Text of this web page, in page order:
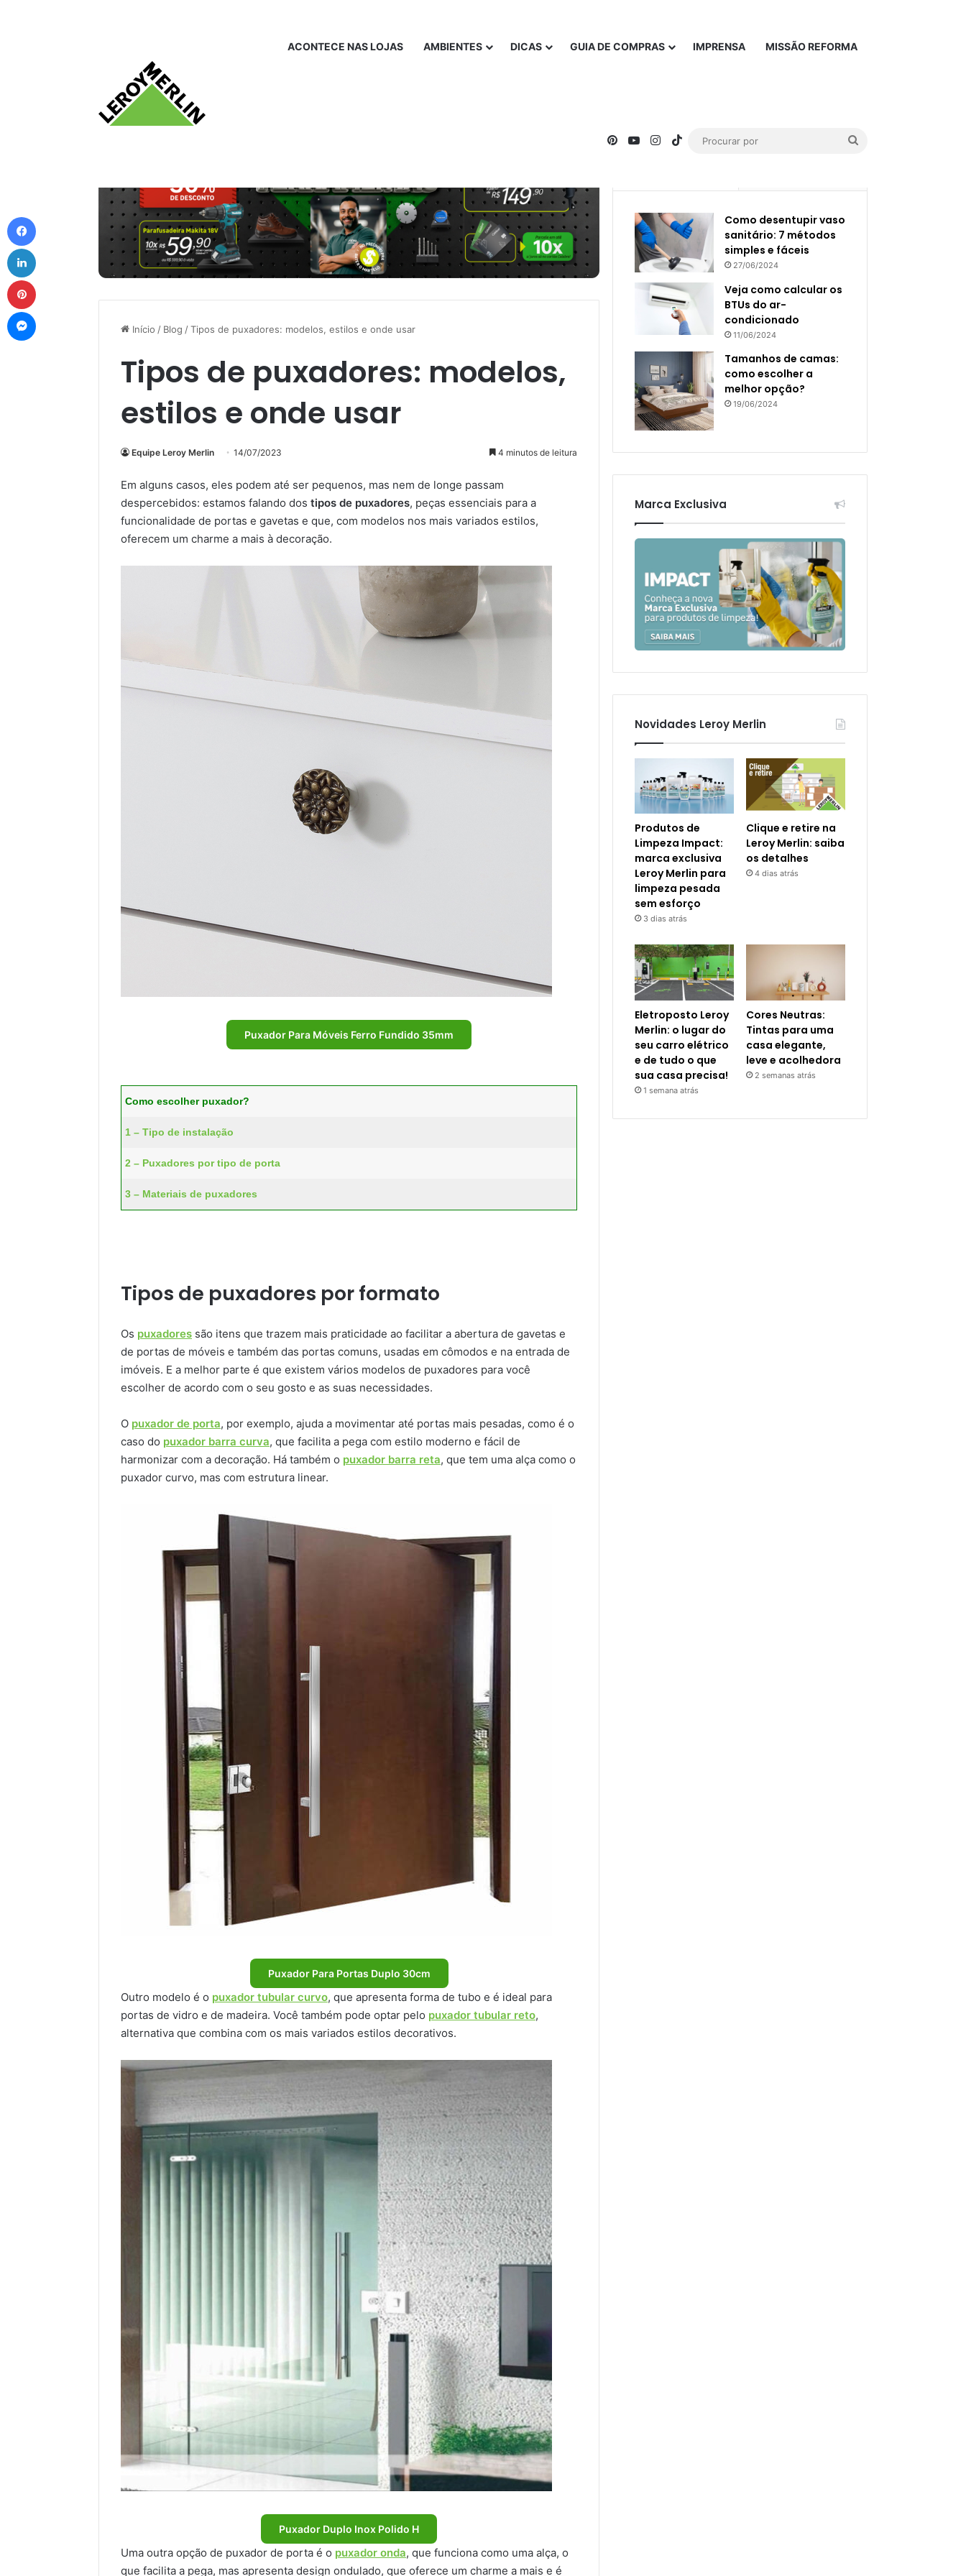
ACONTECE NAS LOJAS AMBIENTES DICAS GUIA DE COMPRAS IMPRENSA MISSÃO REFORMA
PinterestYouTubeInstagram
TikTok
Início / Blog /Tipos de puxadores: modelos, estilos e onde usar
Tipos de puxadores: modelos,
estilos e onde usar
Equipe Leroy Merlin 14/07/2023 4 minutos de leitura
Em alguns casos, eles podem até ser pequenos, mas nem de longe passam
despercebidos: estamos falando dos tipos de puxadores, peças essenciais para a
funcionalidade de portas e gavetas e que, com modelos nos mais variados estilos,
oferecem um charme a mais à decoração.
Puxador Para Móveis Ferro Fundido 35mm
Como escolher puxador?
1 – Tipo de instalação
2 – Puxadores por tipo de porta
3 – Materiais de puxadores
Tipos de puxadores por formato
Os puxadores são itens que trazem mais praticidade ao facilitar a abertura de gavetas e
de portas de móveis e também das portas comuns, usadas em cômodos e na entrada de
imóveis. E a melhor parte é que existem vários modelos de puxadores para você
escolher de acordo com o seu gosto e as suas necessidades.
O puxador de porta, por exemplo, ajuda a movimentar até portas mais pesadas, como é o
caso do puxador barra curva, que facilita a pega com estilo moderno e fácil de
harmonizar com a decoração. Há também o puxador barra reta, que tem uma alça como o
puxador curvo, mas com estrutura linear.
Puxador Para Portas Duplo 30cm
Outro modelo é o puxador tubular curvo, que apresenta forma de tubo e é ideal para
portas de vidro e de madeira. Você também pode optar pelo puxador tubular reto,
alternativa que combina com os mais variados estilos decorativos.
Puxador Duplo Inox Polido H
Uma outra opção de puxador de porta é o puxador onda, que funciona como uma alça, o
que facilita a pega, mas apresenta design ondulado, que oferece um charme a mais e é
Como desentupir vaso
sanitário: 7 métodos
simples e fáceis
27/06/2024
Veja como calcular os
BTUs do ar-
condicionado
11/06/2024
Tamanhos de camas:
como escolher a
melhor opção?
19/06/2024
Marca Exclusiva
Novidades Leroy Merlin
Produtos de
Limpeza Impact:
marca exclusiva
Leroy Merlin para
limpeza pesada
sem esforço
3 dias atrás
Clique e retire na
Leroy Merlin: saiba
os detalhes
4 dias atrás
Eletroposto Leroy
Merlin: o lugar do
seu carro elétrico
e de tudo o que
sua casa precisa!
1 semana atrás
Cores Neutras:
Tintas para uma
casa elegante,
leve e acolhedora
2 semanas atrás